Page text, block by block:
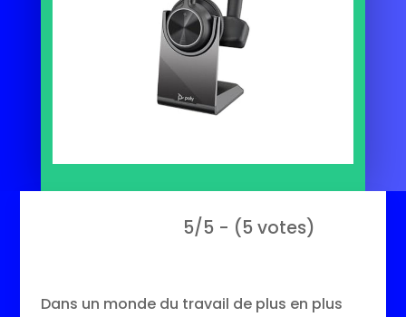
5/5 - (5 votes)
Dans un monde du travail de plus en plus